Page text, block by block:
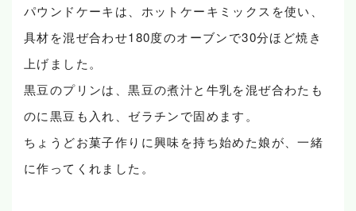
パウンドケーキは、ホットケーキミックスを使い、
具材を混ぜ合わせ180度のオーブンで30分ほど焼き
上げました。
黒豆のプリンは、黒豆の煮汁と牛乳を混ぜ合わたも
のに黒豆も入れ、ゼラチンで固めます。
ちょうどお菓子作りに興味を持ち始めた娘が、一緒
に作ってくれました。